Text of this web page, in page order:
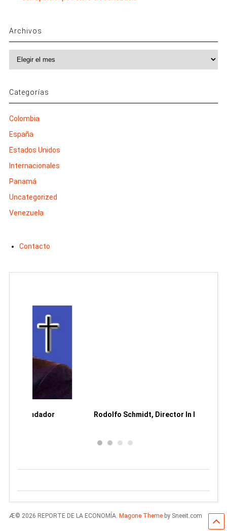
Archivos
Categorías
Colombia
España
Estados Unidos
Internacionales
Panamá
Uncategorized
Venezuela
Contacto
Rodolfo Schmidt, Director In Memoriam
Æ© 2026 REPORTE DE LA ECONOMÍA. Magone Themeby Sneeit.com